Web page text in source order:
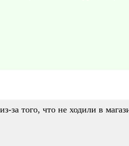
за того, что не ходили в